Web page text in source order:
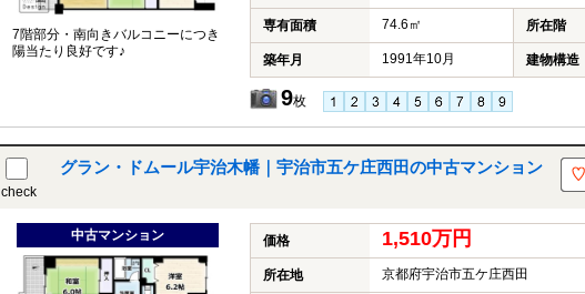
7階部分・南向きバルコニーにつき
陽当たり良好です♪
専有面積 74.6㎡ 所在階
築年月 1991年10月 建物構造
9枚
check
グラン・ドムール宇治木幡｜宇治市五ケ庄西田の中古マンション
中古マンション 価格 1,510万円
所在地 京都府宇治市五ケ庄西田